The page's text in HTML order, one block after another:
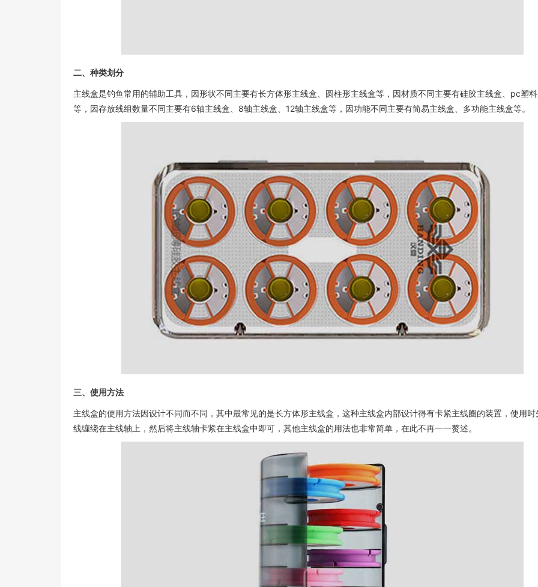
二、种类划分
主线盒是钓鱼常用的辅助工具，因形状不同主要有长方体形主线盒、圆柱形主线盒等，因材质不同主要有硅胶主线盒、pc塑
等，因存放线组数量不同主要有6轴主线盒、8轴主线盒、12轴主线盒等，因功能不同主要有简易主线盒、多功能主线盒等。
三、使用方法
主线盒的使用方法因设计不同而不同，其中最常见的是长方体形主线盒，这种主线盒内部设计得有卡紧主线圈的装置，使用时
线缠绕在主线轴上，然后将主线轴卡紧在主线盒中即可，其他主线盒的用法也非常简单，在此不再一一赘述。